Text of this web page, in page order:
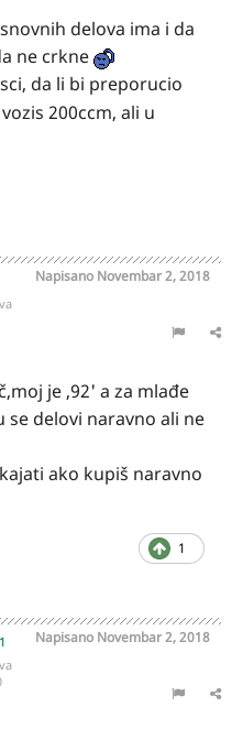
delova ima i da
ne crkne
da li bi preporucio
200ccm, ali u
Napisano Novembar 2, 2018
je ,92' a za mlađe
se delovi naravno ali ne
ako kupiš naravno
1
Napisano Novembar 2, 2018